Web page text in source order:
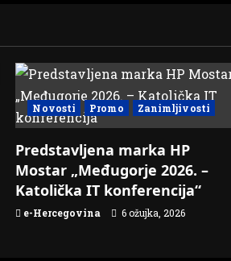
Novosti Promo Zanimljivosti
Predstavljena marka HP
Mostar „Međugorje 2026. –
Katolička IT konferencija“
e-Hercegovina 6 ožujka, 2026